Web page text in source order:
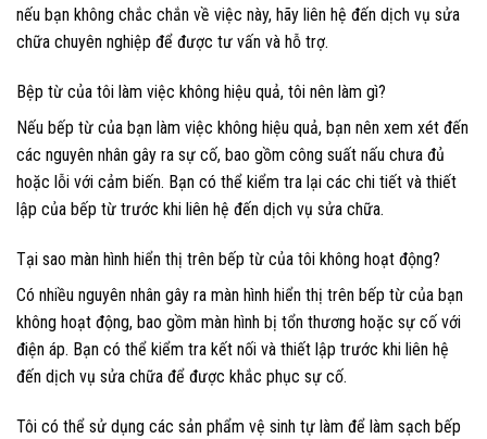
nếu bạn không chắc chắn về việc này, hãy liên hệ đến dịch vụ sửa
chữa chuyên nghiệp để được tư vấn và hỗ trợ.
Bệp từ của tôi làm việc không hiệu quả, tôi nên làm gì?
Nếu bếp từ của bạn làm việc không hiệu quả, bạn nên xem xét đến
các nguyên nhân gây ra sự cố, bao gồm công suất nấu chưa đủ
hoặc lỗi với cảm biến. Bạn có thể kiểm tra lại các chi tiết và thiết
lập của bếp từ trước khi liên hệ đến dịch vụ sửa chữa.
Tại sao màn hình hiển thị trên bếp từ của tôi không hoạt động?
Có nhiều nguyên nhân gây ra màn hình hiển thị trên bếp từ của bạn
không hoạt động, bao gồm màn hình bị tổn thương hoặc sự cố với
điện áp. Bạn có thể kiểm tra kết nối và thiết lập trước khi liên hệ
đến dịch vụ sửa chữa để được khắc phục sự cố.
Tôi có thể sử dụng các sản phẩm vệ sinh tự làm để làm sạch bếp